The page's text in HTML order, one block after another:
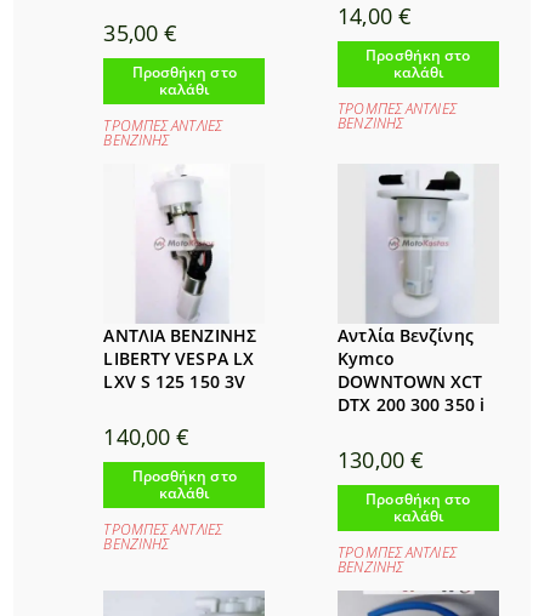
35,00€
Προσθήκη στο
καλάθι
ΤΡΟΜΠΕΣ ΑΝΤΛΙΕΣ
ΒΕΝΖΙΝΗΣ
14,00 €
Προσθήκη στο
καλάθι
ΤΡΟΜΠΕΣ ΑΝΤΛΙΕΣ
ΒΕΝΖΙΝΗΣ
ΑΝΤΛΙΑ ΒΕΝΖΙΝΗΣ
LIBERTY VESPA LX
LXV S 125 150 3V
140,00€
Προσθήκη στο
καλάθι
ΤΡΟΜΠΕΣ ΑΝΤΛΙΕΣ
ΒΕΝΖΙΝΗΣ
Αντλία Βενζίνης
Kymco
DOWNTOWN XCT
DTX 200 300 350 i
130,00 €
Προσθήκη στο
καλάθι
ΤΡΟΜΠΕΣ ΑΝΤΛΙΕΣ
ΒΕΝΖΙΝΗΣ